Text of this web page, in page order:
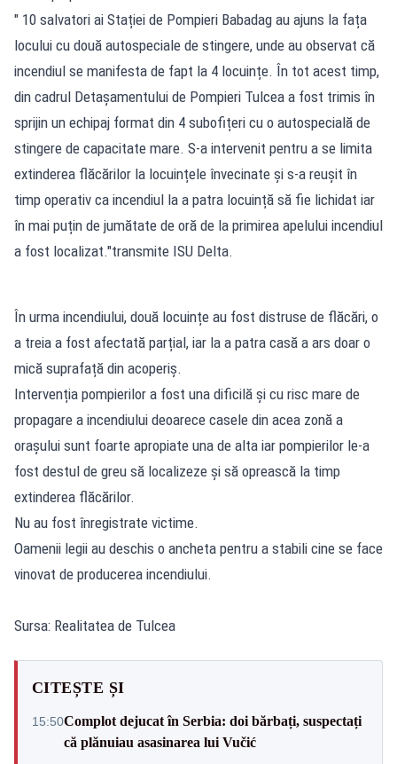
" 10 salvatori ai Stației de Pompieri Babadag au ajuns la fața
locului cu două autospeciale de stingere, unde au observat că
incendiul se manifesta de fapt la 4 locuințe. În tot acest timp,
din cadrul Detașamentului de Pompieri Tulcea a fost trimis în
sprijin un echipaj format din 4 subofițeri cu o autospecială de
stingere de capacitate mare. S-a intervenit pentru a se limita
extinderea flăcărilor la locuințele învecinate și s-a reușit în
timp operativ ca incendiul la a patra locuință să fie lichidat iar
în mai puțin de jumătate de oră de la primirea apelului incendiul
a fost localizat."transmite ISU Delta.
În urma incendiului, două locuințe au fost distruse de flăcări, o
a treia a fost afectată parțial, iar la a patra casă a ars doar o
mică suprafață din acoperiș.
Intervenția pompierilor a fost una dificilă și cu risc mare de
propagare a incendiului deoarece casele din acea zonă a
orașului sunt foarte apropiate una de alta iar pompierilor le-a
fost destul de greu să localizeze și să oprească la timp
extinderea flăcărilor.
Nu au fost înregistrate victime.
Oamenii legii au deschis o ancheta pentru a stabili cine se face
vinovat de producerea incendiului.
Sursa: Realitatea de Tulcea
CITEȘTE ȘI
15:50Complot dejucat în Serbia: doi bărbați, suspectați
că plănuiau asasinarea lui Vučić